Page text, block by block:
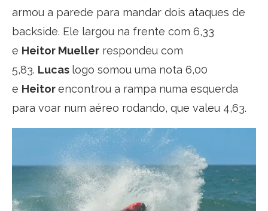
armou a parede para mandar dois ataques de
backside. Ele largou na frente com 6,33
e Heitor Mueller respondeu com
5,83. Lucas logo somou uma nota 6,00
e Heitorencontrou a rampa numa esquerda
para voar num aéreo rodando, que valeu 4,63.